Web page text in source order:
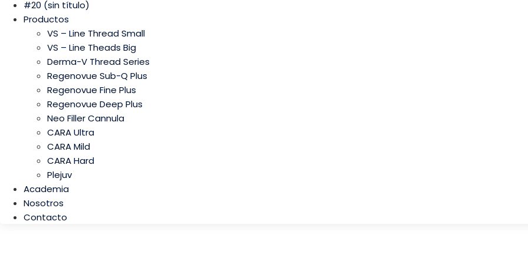
#20 (sin título)
Productos
VS – Line Thread Small
VS – Line Theads Big
Derma-V Thread Series
Regenovue Sub-Q Plus
Regenovue Fine Plus
Regenovue Deep Plus
Neo Filler Cannula
CARA Ultra
CARA Mild
CARA Hard
Plejuv
Academia
Nosotros
Contacto